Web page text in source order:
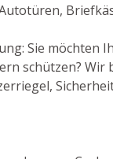
Sie möchten
schützen? Wir